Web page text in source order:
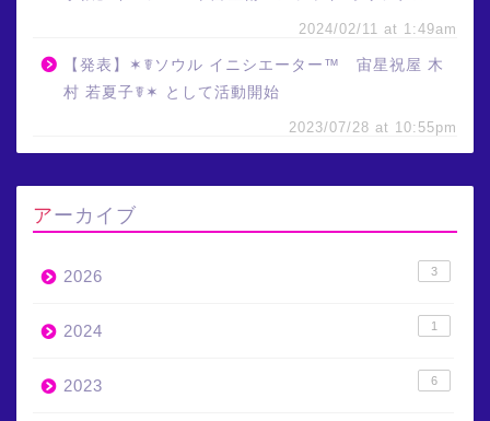
2024/02/11 at 1:49am
【発表】✶☤ソウル イニシエーター™ 宙星祝屋 木
村 若夏子☤✶ として活動開始
2023/07/28 at 10:55pm
アーカイブ
2026 3
2024 1
2023 6